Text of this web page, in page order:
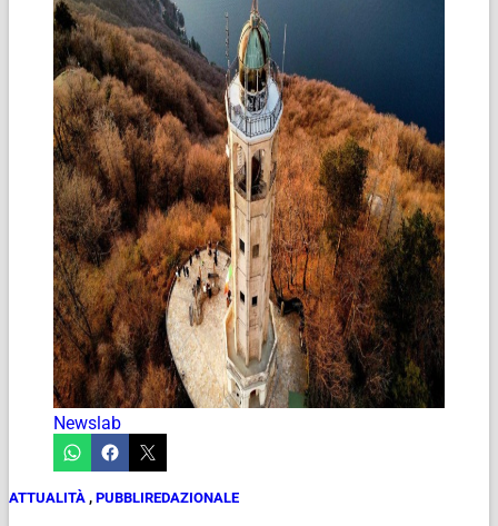
Newslab
ATTUALITÀ , PUBBLIREDAZIONALE